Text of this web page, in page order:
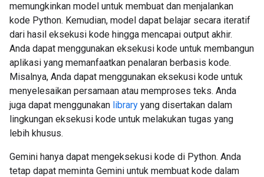
memungkinkan model untuk membuat dan menjalankan
kode Python. Kemudian, model dapat belajar secara iteratif
dari hasil eksekusi kode hingga mencapai output akhir.
Anda dapat menggunakan eksekusi kode untuk membangun
aplikasi yang memanfaatkan penalaran berbasis kode.
Misalnya, Anda dapat menggunakan eksekusi kode untuk
menyelesaikan persamaan atau memproses teks. Anda
juga dapat menggunakan library yang disertakan dalam
lingkungan eksekusi kode untuk melakukan tugas yang
lebih khusus.
Gemini hanya dapat mengeksekusi kode di Python. Anda
tetap dapat meminta Gemini untuk membuat kode dalam